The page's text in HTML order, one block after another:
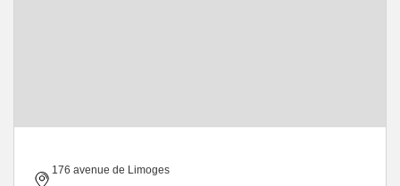
176 avenue de Limoges